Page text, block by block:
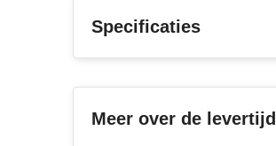
Specificaties
Meer over de levertijd